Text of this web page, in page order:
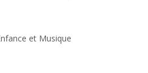
et Musique